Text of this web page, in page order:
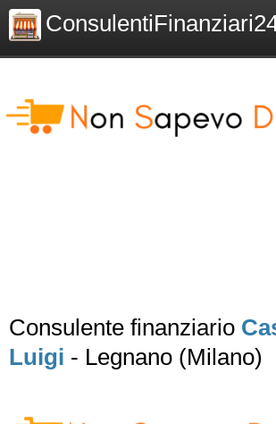
Consulente finanziario
Luigi - Legnano (Milano)